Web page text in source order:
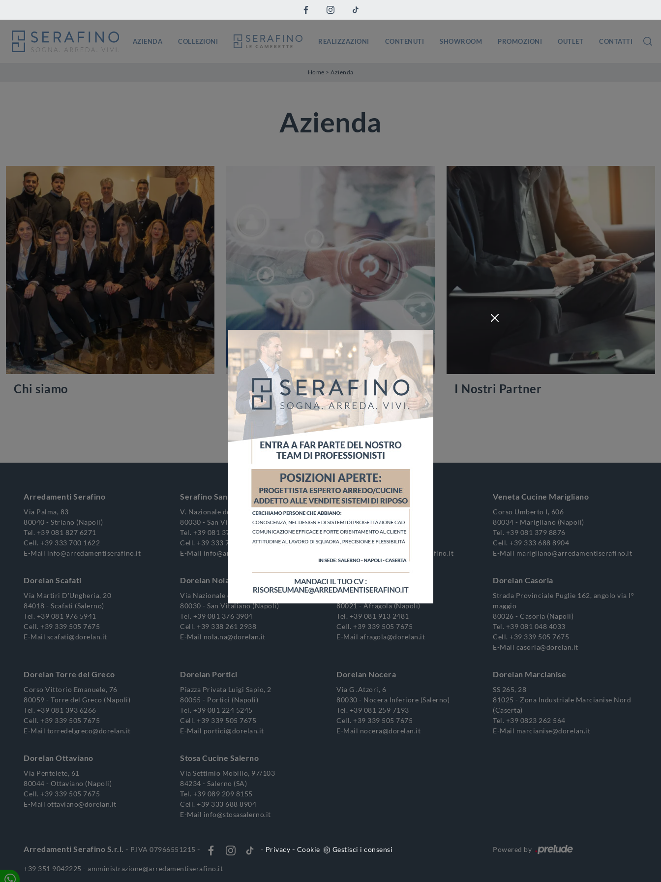
AZIENDA COLLEZIONI REALIZZAZIONI CONTENUTI SHOWROOM PROMOZIONI OUTLET CONTATTI
Home > Azienda
Azienda
Chi siamo Servizi I Nostri Partner
Arredamenti Serafino
Via Palma, 83
80040 - Striano (Napoli)
Tel. +39 081 827 6271
Cell. +39 333 700 1622
E-Mail info@arredamentiserafino.it
Serafino San Vitaliano
V. Nazionale delle Puglie, 149
80030 - San Vitaliano (Napoli)
Tel. +39 081 376 3904
Cell. +39 333 700 1622
E-Mail info@arredamentiserafino.it
Serafino Le Camerette
Via Palma, 144
80040 - Striano (Napoli)
Tel.+39 081 399 5266
Cell.+39 389 269 1973
info@arredamentiserafino.it
Veneta Cucine Marigliano
Corso Umberto I, 606
80034 - Marigliano (Napoli)
Tel. +39 081 379 8876
Cell. +39 333 688 8904
E-Mail marigliano@arredamentiserafino.it
Dorelan Scafati
Via Martiri D'Ungheria, 20
84018 - Scafati (Salerno)
Tel. +39 081 976 5941
Cell. +39 339 505 7675
E-Mail scafati@dorelan.it
Dorelan Nola
Via Nazionale delle Puglie, 149
80030 - San Vitaliano (Napoli)
Tel. +39 081 376 3904
Cell. +39 338 261 2938
E-Mail nola.na@dorelan.it
Dorelan Afragola
Via Sannitica, 56
80021 - Afragola (Napoli)
Tel. +39 081 913 2481
Cell. +39 339 505 7675
E-Mail afragola@dorelan.it
Dorelan Casoria
Strada Provinciale Puglie 162, angolo via I°
maggio
80026 - Casoria (Napoli)
Tel. +39 081 048 4033
Cell. +39 339 505 7675
E-Mail casoria@dorelan.it
Dorelan Torre del Greco
Corso Vittorio Emanuele, 76
80059 - Torre del Greco (Napoli)
Tel. +39 081 393 6266
Cell. +39 339 505 7675
E-Mail torredelgreco@dorelan.it
Dorelan Portici
Piazza Privata Luigi Sapio, 2
80055 - Portici (Napoli)
Tel. +39 081 224 5245
Cell. +39 339 505 7675
E-Mail portici@dorelan.it
Dorelan Nocera
Via G .Atzori, 6
80030 - Nocera Inferiore (Salerno)
Tel. +39 081 259 7193
Cell. +39 339 505 7675
E-Mail nocera@dorelan.it
Dorelan Marcianise
SS 265, 28
81025 - Zona Industriale Marcianise Nord
(Caserta)
Tel. +39 0823 262 564
E-Mail marcianise@dorelan.it
Dorelan Ottaviano
Via Pentelete, 61
80044 - Ottaviano (Napoli)
Cell. +39 339 505 7675
E-Mail ottaviano@dorelan.it
Stosa Cucine Salerno
Via Settimio Mobilio, 97/103
84234 - Salerno (SA)
Tel. +39 089 209 8155
Cell. +39 333 688 8904
E-Mail info@stosasalerno.it
Arredamenti Serafino S.r.l. - P.IVA 07966551215 - - Privacy - Cookie Gestisci i consensi
+39 351 9042225 - amministrazione@arredamentiserafino.it
Powered by